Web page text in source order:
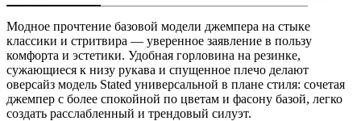
Модное прочтение базовой модели джемпера на стыке
классики и стритвира — уверенное заявление в пользу
комфорта и эстетики. Удобная горловина на резинке,
сужающиеся к низу рукава и спущенное плечо делают
оверсайз модель Stated универсальной в плане стиля: сочетая
джемпер с более спокойной по цветам и фасону базой, легко
создать расслабленный и трендовый силуэт.
джемпер - акрил 100%, плотность 400 г/м²; сумка - хлопок
100%, плотность 105 г/м²
ТРАНСПОРТНАЯ УПАКОВКА
61.0x31.0x36.0 см
ИНДИВИДУАЛЬНАЯ УПАКОВКА
Инструкция по сохранению pdf из Corel Draw
Инструкция по сохранению pdf из Adobe Illustrator